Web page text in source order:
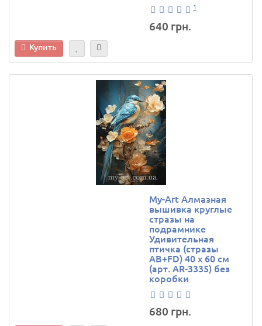
1
640 грн.
Купить
My-Art Алмазная
вышивка круглые
стразы на
подрамнике
Удивительная
птичка (стразы
AB+FD) 40 х 60 см
(арт. AR-3335) без
коробки
680 грн.